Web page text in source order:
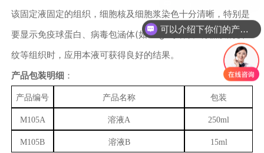
该固定液固定的组织，细胞核及细胞浆染色十分清晰，特别是
要显示免疫球蛋白、病毒包涵体(如Negri小体)、骨骼肌的横
纹等组织时，应用本液可获得良好的结果。
产品包装明细 ：
产品编号 产品名称 包装
M105A 溶液A 250ml
M105B 溶液B 15ml
可以介绍下你们的产品么？